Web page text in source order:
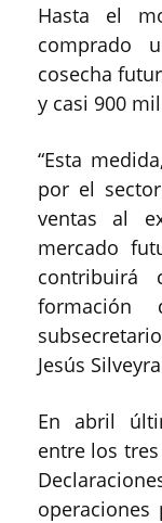
Hasta el
comprado
cosecha
y casi 900
“Esta
por el
ventas al
mercado
contribuirá
formación
Jesús
En abril
entre los
operaciones